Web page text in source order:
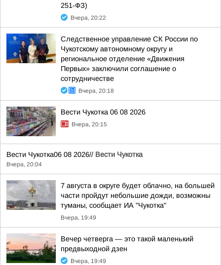
251-ФЗ)
Вчера, 20:22
Следственное управление СК России по
Чукотскому автономному округу и
региональное отделение «Движения
Первых» заключили соглашение о
сотрудничестве
Вчера, 20:18
Вести Чукотка 06 08 2026
Вчера, 20:15
Вести Чукотка06 08 2026// Вести Чукотка
Вчера, 20:04
7 августа в округе будет облачно, на большей
части пройдут небольшие дожди, возможны
туманы, сообщает ИА "Чукотка"
Вчера, 19:49
Вечер четверга — это такой маленький
предвыходной дзен
Вчера, 19:49